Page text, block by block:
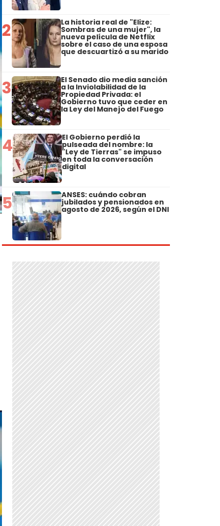
2 La historia real de "Elize:
Sombras de una mujer", la
nueva película de Netflix
sobre el caso de una esposa
que descuartizó a su marido
3 El Senado dio media sanción
a la Inviolabilidad de la
Propiedad Privada: el
Gobierno tuvo que ceder en
la Ley del Manejo del Fuego
4 El Gobierno perdió la
pulseada del nombre: la
"Ley de Tierras" se impuso
en toda la conversación
digital
5 ANSES: cuándo cobran
jubilados y pensionados en
agosto de 2026, según el DNI